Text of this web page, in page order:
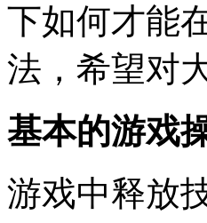
下如何才能
法，希望对
基本的游戏
游戏中释放